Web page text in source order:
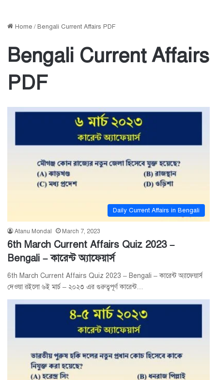
Home /Bengali Current Affairs PDF
Bengali Current Affairs
PDF
Daily Current Affairs in Bengali
Atanu Mondal March 7, 2023
6th March Current Affairs Quiz 2023 –
Bengali – কারেন্ট অ্যাফেয়ার্স
6th March Current Affairs Quiz 2023 – Bengali – কারেন্ট অ্যাফেয়ার্স
দেওয়া রইলো ৬ই মার্চ – ২০২৩ এর গুরুত্বপূর্ণ কারেন্ট…